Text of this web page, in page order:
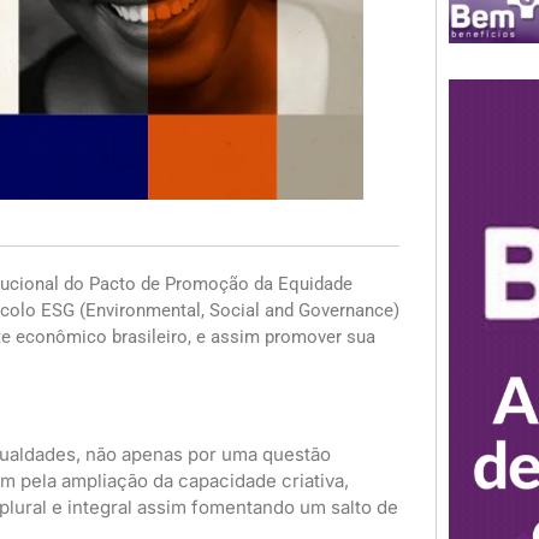
do Pacto de Promoção da Equidade
ESG (Environmental, Social and Governance)
econômico brasileiro, e assim promover sua
não apenas por uma questão
pela ampliação da capacidade criativa,
e integral assim fomentando um salto de